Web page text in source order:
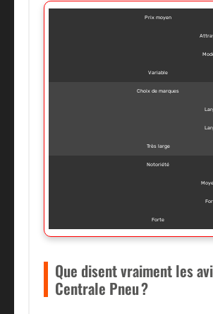
Prix moyen
Variable
Choix de marques
Très large
Notoriété
Forte
Que disent vraiment les
Centrale Pneu ?